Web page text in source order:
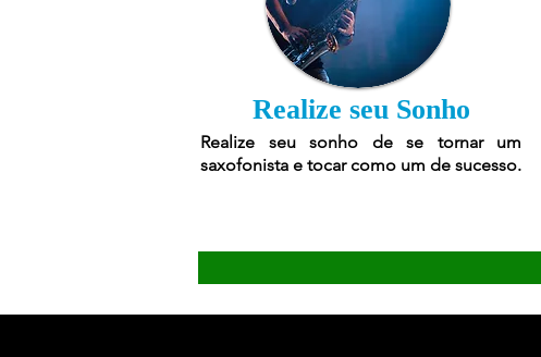
Realize seu Sonho
Realize seu sonho de se tornar um
saxofonista e tocar como um de sucesso.